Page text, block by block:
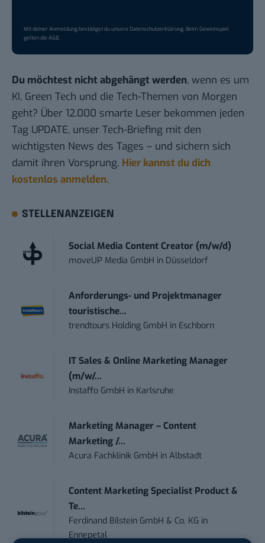
Mit deiner Anmeldung bestätigst du unsereDatenschutzerklärung. Beim Gewinnspiel
gelten dieAGB.
Du möchtest nicht abgehängt werden, wenn es um
KI, Green Tech und die Tech-Themen von Morgen
geht? Über 12.000 smarte Leser bekommen jeden
Tag UPDATE, unser Tech-Briefing mit den
wichtigsten News des Tages – und sichern sich
damit ihren Vorsprung. Hier kannst du dich
kostenlos anmelden.
STELLENANZEIGEN
Social Media Content Creator (m/w/d)
moveUP Media GmbH in Düsseldorf
Anforderungs- und Projektmanager
touristische...
trendtours Holding GmbH in Eschborn
IT Sales & Online Marketing Manager
(m/w/...
Instaffo GmbH in Karlsruhe
Marketing Manager – Content
Marketing /...
Acura Fachklinik GmbH inAlbstadt
Content Marketing Specialist Product &
Te...
Ferdinand Bilstein GmbH & Co. KG in
Ennepetal